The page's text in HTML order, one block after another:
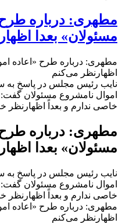
مطهری: درباره طرح
مسئولان» بعدا
مطهری: درباره طرح «اعاده
اظهارنظر می‌کنم
نایب رئیس مجلس در پاسخ به
اموال نامشروع مسئولان
خاصی ندارم و بعداً اظهارنظر
مطهری: درباره طرح
مسئولان» بعدا
نایب رئیس مجلس در پاسخ به
اموال نامشروع مسئولان
خاصی ندارم و بعداً اظهارنظر
مطهری: درباره طرح «اعاده
اظهارنظر می‌کنم